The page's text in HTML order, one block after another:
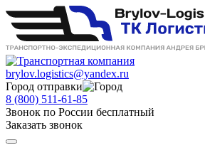
brylov.logistics@yandex.ru
Город отправки
8 (800) 511-61-85
Звонок по России бесплатный
Заказать звонок